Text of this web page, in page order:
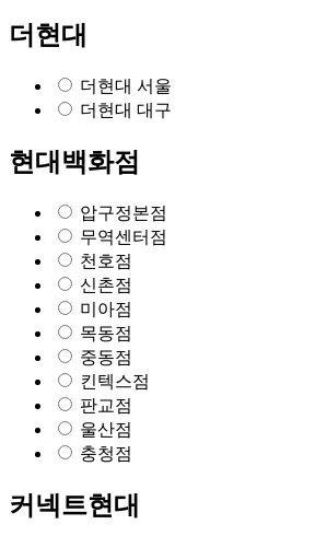
더현대
더현대 서울
더현대 대구
현대백화점
압구정본점
무역센터점
천호점
신촌점
미아점
목동점
중동점
킨텍스점
판교점
울산점
충청점
커넥트현대